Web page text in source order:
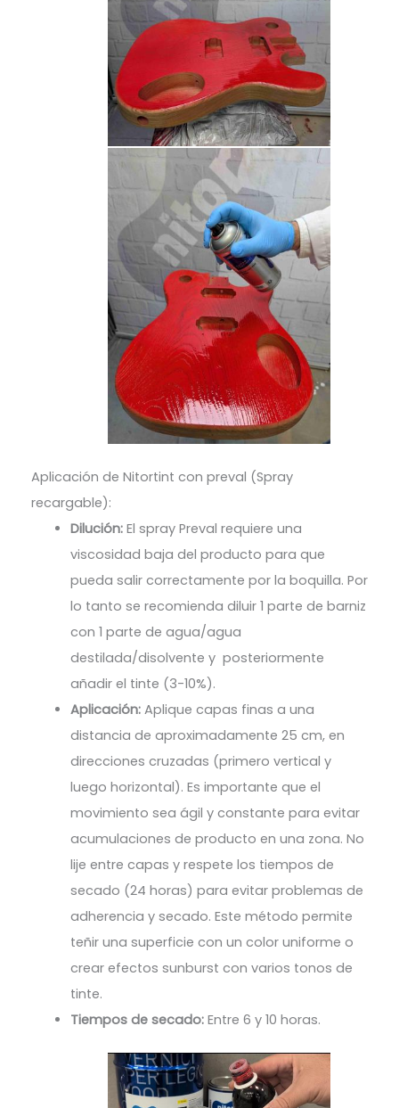
Aplicación de Nitortint con preval (Spray
recargable):
Dilución:El spray Preval requiere una
viscosidad baja del producto para que
pueda salir correctamente por la boquilla. Por
lo tanto se recomienda diluir 1 parte de barniz
con 1 parte de agua/agua
destilada/disolvente y posteriormente
añadir el tinte (3-10%).
Aplicación:Aplique capas finas a una
distancia de aproximadamente 25 cm, en
direcciones cruzadas (primero vertical y
luego horizontal). Es importante que el
movimiento sea ágil y constante para evitar
acumulaciones de producto en una zona. No
lije entre capas y respete los tiempos de
secado (24 horas) para evitar problemas de
adherencia y secado. Este método permite
teñir una superficie con un color uniforme o
crear efectos sunburst con varios tonos de
tinte.
Tiempos de secado: Entre 6 y 10 horas.